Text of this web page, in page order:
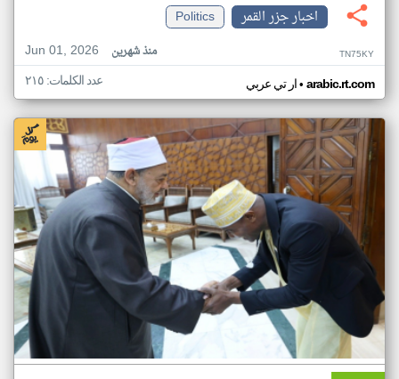
اخبار جزر القمر
Politics
Jun 01, 2026
منذ شهرين TN75KY
ار تي عربي• arabic.rt.com عدد الكلمات: ٢١٥